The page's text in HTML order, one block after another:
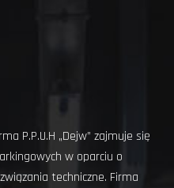
P.P.U.H „Dejw” zajmuje się
w oparciu o
techniczne. Firma